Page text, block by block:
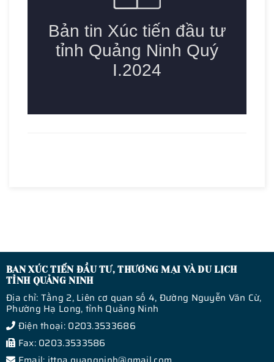
BAN XÚC TIẾN ĐẦU TƯ, THƯƠNG MẠI VÀ DU LỊCH
TỈNH QUẢNG NINH
Địa chỉ: Tầng 2, Liên cơ quan số 4, Đường Nguyễn Văn Cừ,
Phường Hạ Long, tỉnh Quảng Ninh
Điện thoại: 0203.3533686
Fax: 0203.3533586